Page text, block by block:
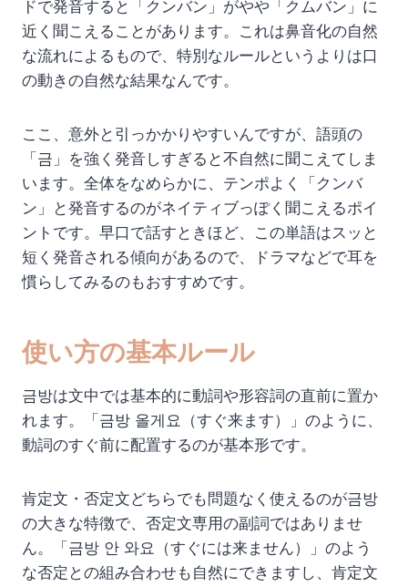
ドで発音すると「クンバン」がやや「クムバン」に
近く聞こえることがあります。これは鼻音化の自然
な流れによるもので、特別なルールというよりは口
の動きの自然な結果なんです。
ここ、意外と引っかかりやすいんですが、語頭の
「금」を強く発音しすぎると不自然に聞こえてしま
います。全体をなめらかに、テンポよく「クンバ
ン」と発音するのがネイティブっぽく聞こえるポイ
ントです。早口で話すときほど、この単語はスッと
短く発音される傾向があるので、ドラマなどで耳を
慣らしてみるのもおすすめです。
使い方の基本ルール
금방は文中では基本的に動詞や形容詞の直前に置か
れます。「금방 올게요（すぐ来ます）」のように、
動詞のすぐ前に配置するのが基本形です。
肯定文・否定文どちらでも問題なく使えるのが금방
の大きな特徴で、否定文専用の副詞ではありませ
ん。「금방 안 와요（すぐには来ません）」のよう
な否定との組み合わせも自然にできますし、肯定文